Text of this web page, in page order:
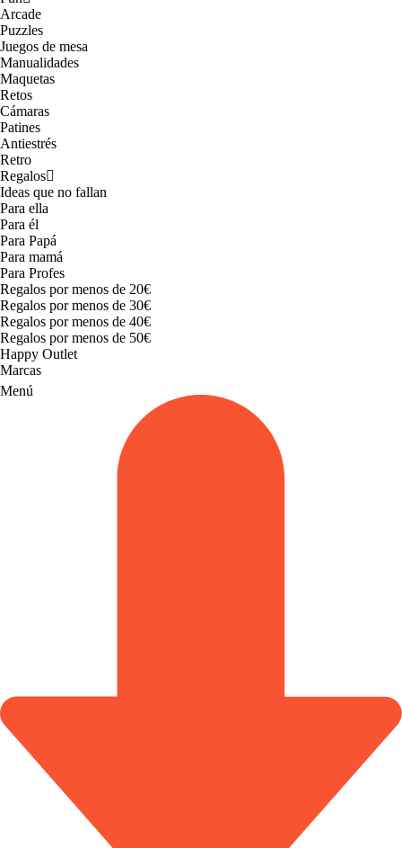
Arcade
Puzzles
Juegos de mesa
Manualidades
Maquetas
Retos
Cámaras
Patines
Antiestrés
Retro
Regalos
Ideas que no fallan
Para ella
Para él
Para Papá
Para mamá
Para Profes
Regalos por menos de 20€
Regalos por menos de 30€
Regalos por menos de 40€
Regalos por menos de 50€
Happy Outlet
Marcas